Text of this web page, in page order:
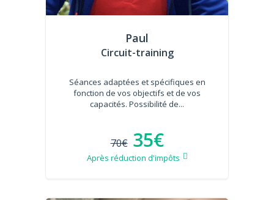
Paul
Circuit-training
Séances adaptées et spécifiques en
fonction de vos objectifs et de vos
capacités. Possibilité de...
70€ 35€
Après réduction d'impôts